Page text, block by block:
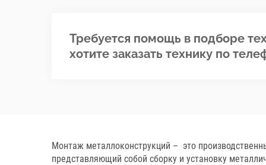
Требуется помощь в подборе
хотите заказать технику по
Монтаж металлоконструкций – это
представляющий собой сборку и установку